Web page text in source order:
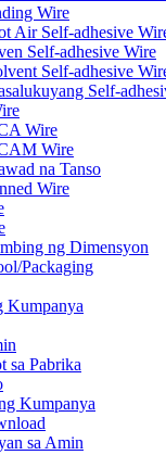
Wire
Air Self-adhesive
Self-adhesive Wire
Self-adhesive
Self-
Wire
Wire
na Tanso
Wire
ng Dimensyon
Packaging
Kumpanya
sa Pabrika
Kumpanya
sa Amin